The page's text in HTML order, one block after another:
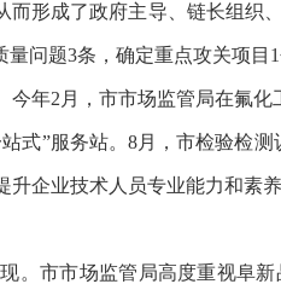
形成了政府主导、链长组织
问题3条，确定重点攻关项目
2月，市市场监管局在氟化
式”服务站。8月，市检验检
企业技术人员专业能力和素
市市场监管局高度重视阜新